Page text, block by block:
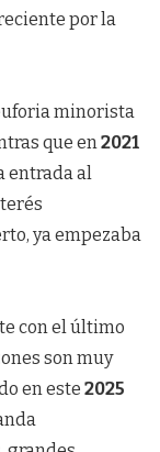
por la
minorista
que en 2021
entrada al
ya empezaba
con el último
son muy
en este 2025